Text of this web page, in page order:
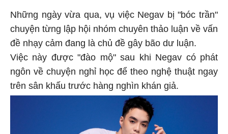
Những ngày vừa qua, vụ việc Negav bị "bóc trần"
chuyện từng lập hội nhóm chuyên thảo luận về vấn
đề nhạy cảm đang là chủ đề gây bão dư luận.
Việc này được "đào mộ" sau khi Negav có phát
ngôn về chuyện nghỉ học để theo nghệ thuật ngay
trên sân khấu trước hàng nghìn khán giả.